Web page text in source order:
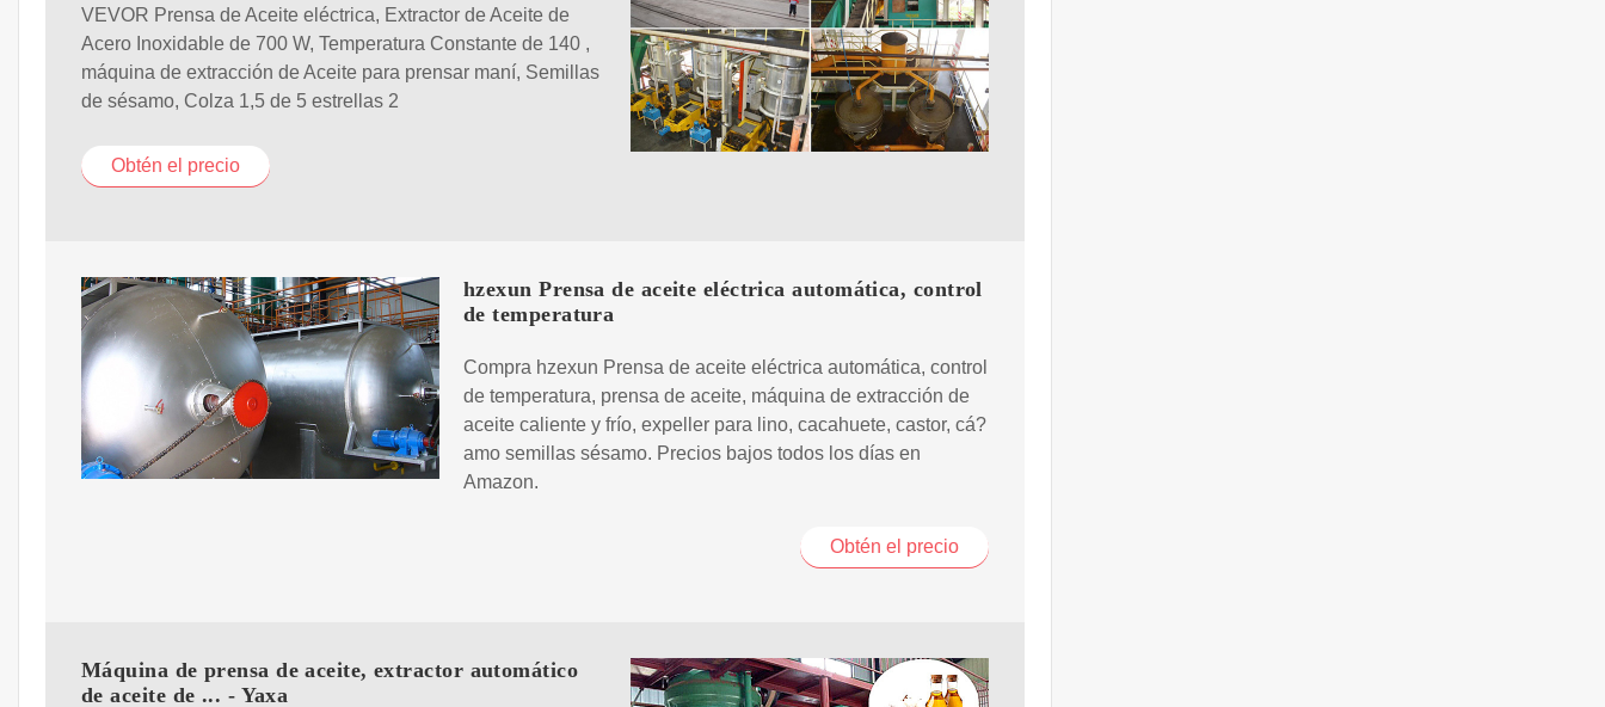
VEVOR Prensa de Aceite eléctrica, Extractor de Aceite de
Acero Inoxidable de 700 W, Temperatura Constante de 140 ,
máquina de extracción de Aceite para prensar maní, Semillas
de sésamo, Colza 1,5 de 5 estrellas 2
Obtén el precio
hzexun Prensa de aceite eléctrica automática, control
de temperatura
Compra hzexun Prensa de aceite eléctrica automática, control
de temperatura, prensa de aceite, máquina de extracción de
aceite caliente y frío, expeller para lino, cacahuete, castor, cá?
amo semillas sésamo. Precios bajos todos los días en
Amazon.
Obtén el precio
Máquina de prensa de aceite, extractor automático
de aceite de ... - Yaxa